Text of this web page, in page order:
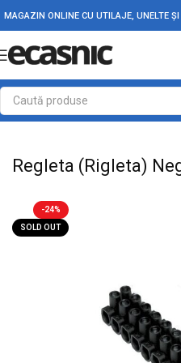
MAGAZIN ONLINE CU UTILAJE, UNELTE
Prima pagină Conectica Reglete si
Regleta (Rigleta)
-24%
SOLD OUT